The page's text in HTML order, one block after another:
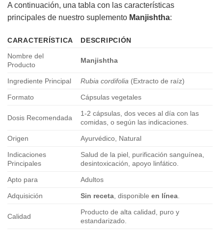
A continuación, una tabla con las características
principales de nuestro suplemento Manjishtha:
CARACTERÍSTICA
DESCRIPCIÓN
Nombre del
Producto
Manjishtha
Ingrediente Principal Rubia cordifolia (Extracto de raíz)
Formato Cápsulas vegetales
Dosis Recomendada
1-2 cápsulas, dos veces al día con las
comidas, o según las indicaciones.
Origen Ayurvédico, Natural
Indicaciones
Principales
Salud de la piel, purificación sanguínea,
desintoxicación, apoyo linfático.
Apto para Adultos
Adquisición Sin receta, disponibleen línea.
Calidad
Producto de alta calidad, puro y
estandarizado.